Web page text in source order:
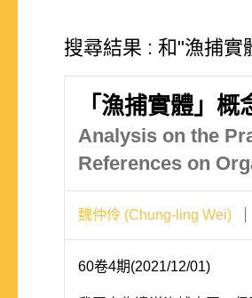
搜尋結果 : 和"漁捕實
「漁捕實體」
Analysis on the
References on
魏仲伶 (Chung-ling Wei)
60卷4期(2021/12/01)